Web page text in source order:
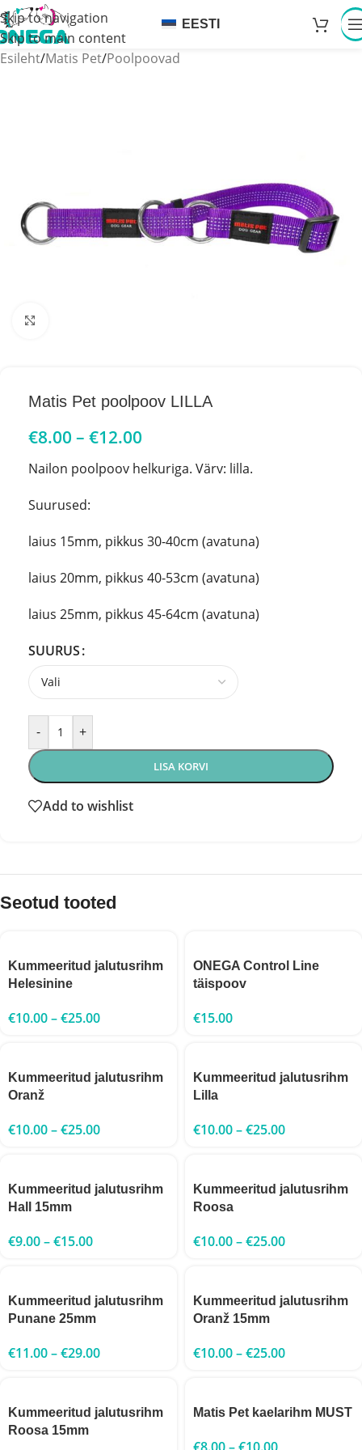
Skip to navigation
Skip to main content
EESTI
Esileht/Matis Pet/Poolpoovad
Matis Pet poolpoov LILLA
€8.00 – €12.00
Nailon poolpoov helkuriga. Värv: lilla.
Suurused:
laius 15mm, pikkus 30-40cm (avatuna)
laius 20mm, pikkus 40-53cm (avatuna)
laius 25mm, pikkus 45-64cm (avatuna)
SUURUS
- +
LISA KORVI
Add to wishlist
Seotud tooted
Kummeeritud jalutusrihm
Helesinine
€10.00–€25.00
ONEGA Control Line
täispoov
€15.00
Kummeeritud jalutusrihm
Oranž
€10.00–€25.00
Kummeeritud jalutusrihm
Lilla
€10.00–€25.00
Kummeeritud jalutusrihm
Hall 15mm
€9.00–€15.00
Kummeeritud jalutusrihm
Roosa
€10.00–€25.00
Kummeeritud jalutusrihm
Punane 25mm
€11.00–€29.00
Kummeeritud jalutusrihm
Oranž 15mm
€10.00–€25.00
Kummeeritud jalutusrihm
Roosa 15mm
Matis Pet kaelarihm MUST
€8.00–€10.00